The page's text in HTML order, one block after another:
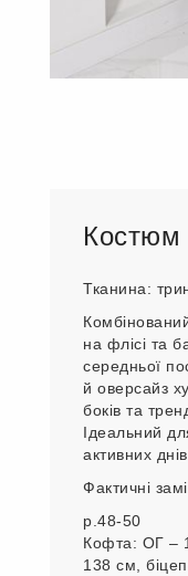
Тканина:
на флісі та
середньої
й оверсайз
боків та
Ідеальний
активних
Фактичні
р.48-50
Кофта: ОГ –
138 см,